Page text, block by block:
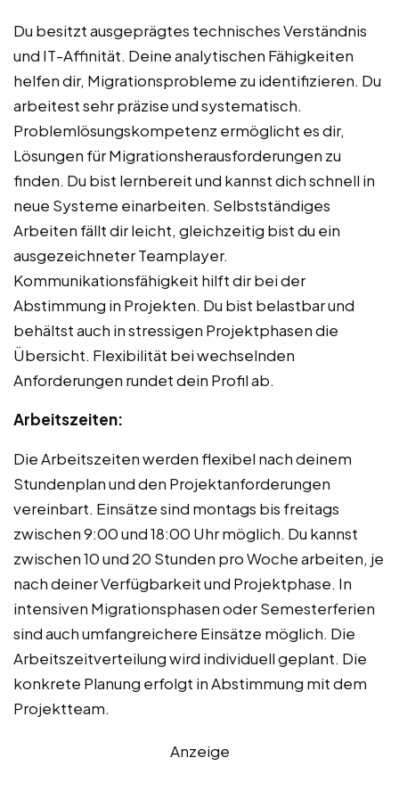
Du besitzt ausgeprägtes technisches Verständnis
und IT-Affinität. Deine analytischen Fähigkeiten
helfen dir, Migrationsprobleme zu identifizieren. Du
arbeitest sehr präzise und systematisch.
Problemlösungskompetenz ermöglicht es dir,
Lösungen für Migrationsherausforderungen zu
finden. Du bist lernbereit und kannst dich schnell in
neue Systeme einarbeiten. Selbstständiges
Arbeiten fällt dir leicht, gleichzeitig bist du ein
ausgezeichneter Teamplayer.
Kommunikationsfähigkeit hilft dir bei der
Abstimmung in Projekten. Du bist belastbar und
behältst auch in stressigen Projektphasen die
Übersicht. Flexibilität bei wechselnden
Anforderungen rundet dein Profil ab.
Arbeitszeiten:
Die Arbeitszeiten werden flexibel nach deinem
Stundenplan und den Projektanforderungen
vereinbart. Einsätze sind montags bis freitags
zwischen 9:00 und 18:00 Uhr möglich. Du kannst
zwischen 10 und 20 Stunden pro Woche arbeiten, je
nach deiner Verfügbarkeit und Projektphase. In
intensiven Migrationsphasen oder Semesterferien
sind auch umfangreichere Einsätze möglich. Die
Arbeitszeitverteilung wird individuell geplant. Die
konkrete Planung erfolgt in Abstimmung mit dem
Projektteam.
Anzeige